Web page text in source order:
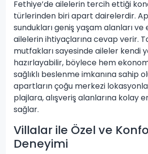
Fethiye’de ailelerin tercih ettiği
türlerinden biri apart dairelerdir.
sundukları geniş yaşam alanları
ailelerin ihtiyaçlarına cevap verir.
mutfakları sayesinde aileler kendi
hazırlayabilir, böylece hem
sağlıklı beslenme imkanına sahip
apartların çoğu merkezi
plajlara, alışveriş alanlarına kolay
sağlar.
Villalar ile Özel ve
Deneyimi